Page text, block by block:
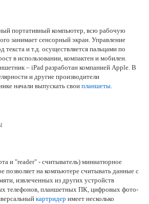
портативный компьютер, всю рабочую
занимает сенсорный экран. Управление
текста и т.д. осуществляется пальцами по
в использовании, компактен и мобилен.
– iPad разработан компанией Apple. В
и другие производители
начали выпускать свои планшеты.
и "reader" - считыватель) миниатюрное
позволяет на компьютере считывать данные с
извлеченных из других устройств
телефонов, планшетных ПК, цифровых фото-
картридер имеет несколько